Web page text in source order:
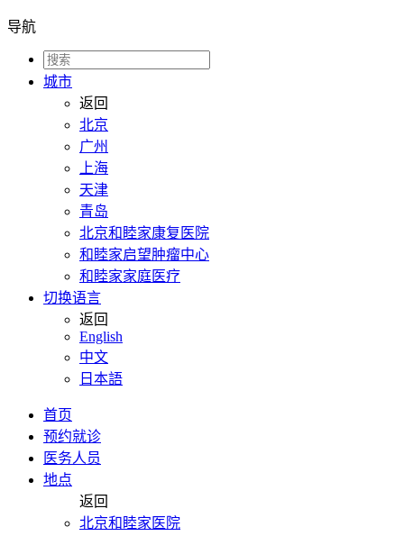
导航
城市
返回
北京
广州
上海
天津
青岛
北京和睦家康复医院
和睦家启望肿瘤中心
和睦家家庭医疗
切换语言
返回
English
中文
日本語
首页
预约就诊
医务人员
地点
返回
北京和睦家医院